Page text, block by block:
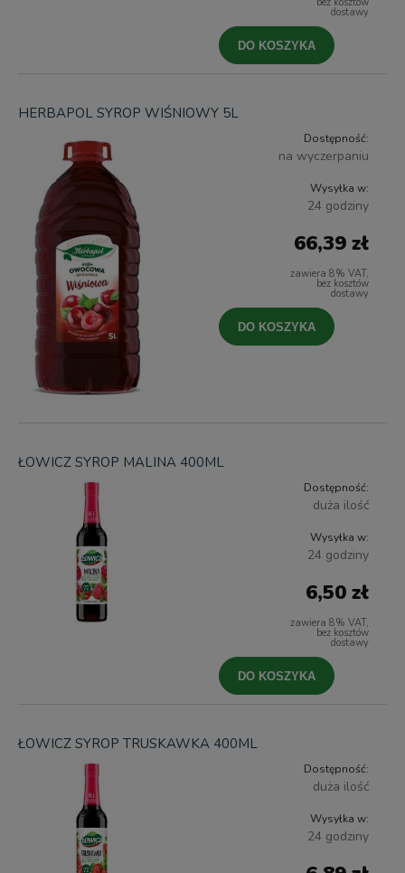
dostawy
DO KOSZYKA
HERBAPOL SYROP WIŚNIOWY 5L
Dostępność:
na wyczerpaniu
Wysyłka w:
24 godziny
66,39 zł
zawiera 8% VAT,
bez kosztów
dostawy
DO KOSZYKA
ŁOWICZ SYROP MALINA 400ML
Dostępność:
duża ilość
Wysyłka w:
24 godziny
6,50 zł
zawiera 8% VAT,
bez kosztów
dostawy
DO KOSZYKA
ŁOWICZ SYROP TRUSKAWKA 400ML
Dostępność:
duża ilość
Wysyłka w:
24 godziny